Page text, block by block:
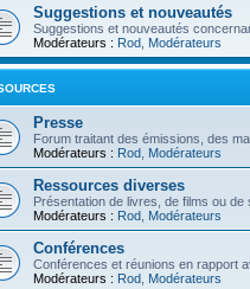
Suggestions et nouveautés
Suggestions et nouveautés
Modérateurs : Rod Modérateurs
Presse
Forum traitant des émissions, des
Modérateurs : Rod Modérateurs
Ressources diverses
Présentation de livres, de films ou de
Modérateurs : Rod Modérateurs
Conférences
Conférences et réunions en rapport
Modérateurs : Rod Modérateurs